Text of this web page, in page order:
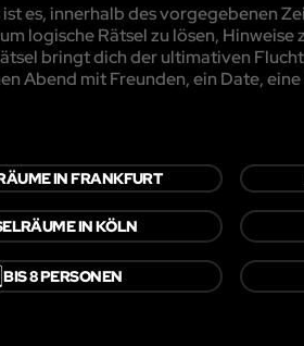
es, innerhalb des vorgegebenen
logische Rätsel zu lösen, Hinweise
bringt dich der ultimativen
Abend mit Freunden, ein Date,
IN FRANKFURT
IN KÖLN
BIS 8 PERSONEN